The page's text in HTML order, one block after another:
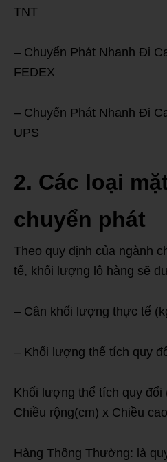
TNT
– Chuyển Phát Nhanh Đi
FEDEX
– Chuyển Phát Nhanh Đi
UPS
2. Các loại
chuyển phát
Theo quy định của ngành
tế, khối lượng lô hàng sẽ
– Cân khối lượng thực tế
– Khối lượng thể tích quy
Khối lượng thể tích quy đổi
Chiều rộng(cm) x Chiều
Hàng Thông Thường: là